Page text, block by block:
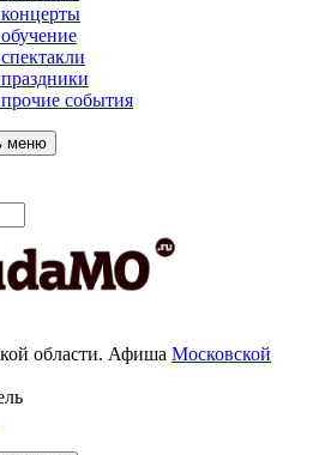
события
меню
области. Афиша Московской